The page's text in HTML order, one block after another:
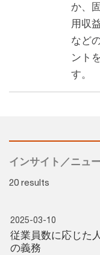
か、
用収
など
ント
す。
インサイト／ニュ
20 results
2025-03-10
従業員数に応じた
の義務